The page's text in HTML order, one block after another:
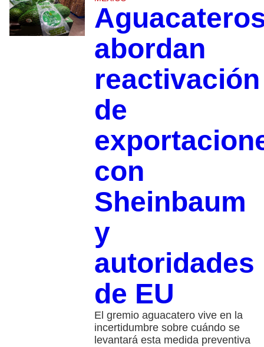
abordan
reactivación
de
con
Sheinbaum
y
autoridades
de EU
El gremio aguacatero vive en la
incertidumbre sobre cuándo se
levantará esta medida preventiva